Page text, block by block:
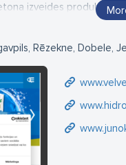
izveides produkti,
sastāvi; mūru
VELVE MATERIĀLU
būvnieku vajadzībām,
Kopš 1999. gada SIA
būvķīmijas
pārstāvis Latvijā.
augstas kvalitātes
akmens un citu
Rēzekne, Dobele,